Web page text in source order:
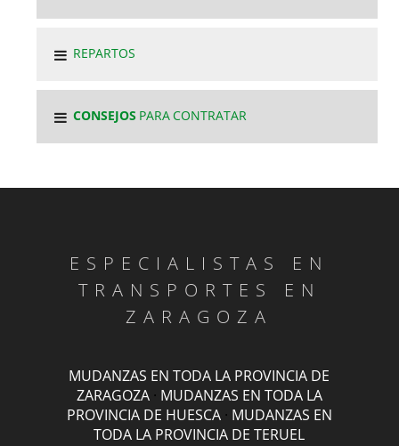
REPARTOS
CONSEJOS PARA CONTRATAR
ESPECIALISTAS EN
TRANSPORTES EN
ZARAGOZA
MUDANZAS EN TODA LA PROVINCIA DE
ZARAGOZA· MUDANZAS EN TODA LA
PROVINCIA DE HUESCA· MUDANZAS EN
TODA LA PROVINCIA DE TERUEL